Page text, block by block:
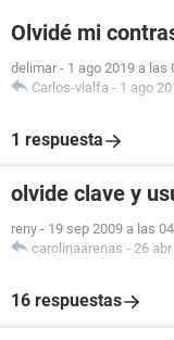
Olvidé mi
delimar - 1 ago 2019 a las
Carlos-vialfa - 1 ago
1 respuesta
olvide clave y
reny - 19 sep 2009 a las
carolinaarenas - 26
16 respuestas